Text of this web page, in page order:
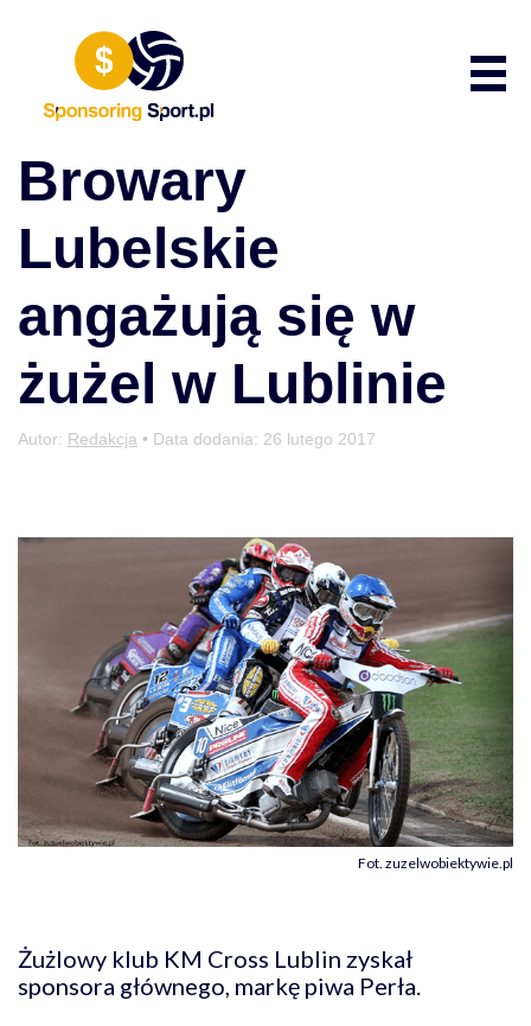
Browary
Lubelskie
angażują się w
żużel w Lublinie
Autor: Redakcja • Data dodania: 26 lutego 2017
Fot. zuzelwobiektywie.pl
Żużlowy klub KM Cross Lublin zyskał
sponsora głównego, markę piwa Perła.